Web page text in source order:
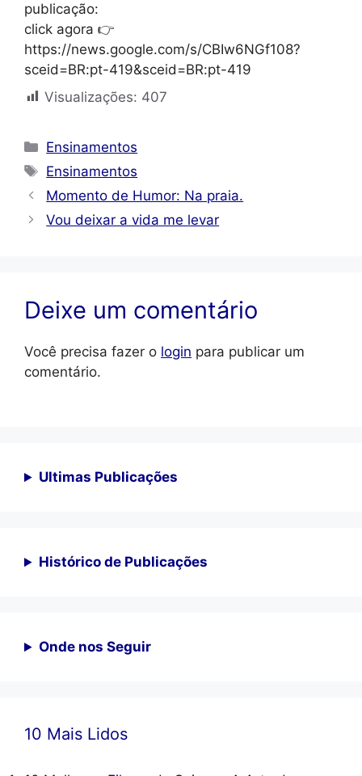
publicação:
click agora 👉
https://news.google.com/s/CBIw6NGf108?
sceid=BR:pt-419&sceid=BR:pt-419
Visualizações: 407
Categorias
Ensinamentos
Tags
Ensinamentos
Momento de Humor: Na praia.
Vou deixar a vida me levar
Deixe um comentário
Você precisa fazer o login para publicar um
comentário.
Ultimas Publicações
Histórico de Publicações
Onde nos Seguir
10 Mais Lidos